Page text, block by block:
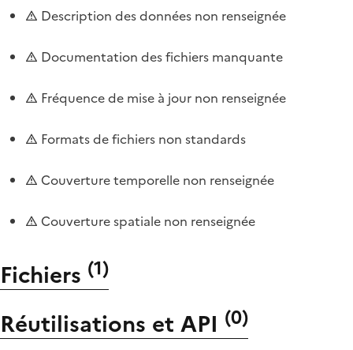
Description des données non renseignée
Documentation des fichiers manquante
Fréquence de mise à jour non renseignée
Formats de fichiers non standards
Couverture temporelle non renseignée
Couverture spatiale non renseignée
Fichiers (1)
Réutilisations et API (0)